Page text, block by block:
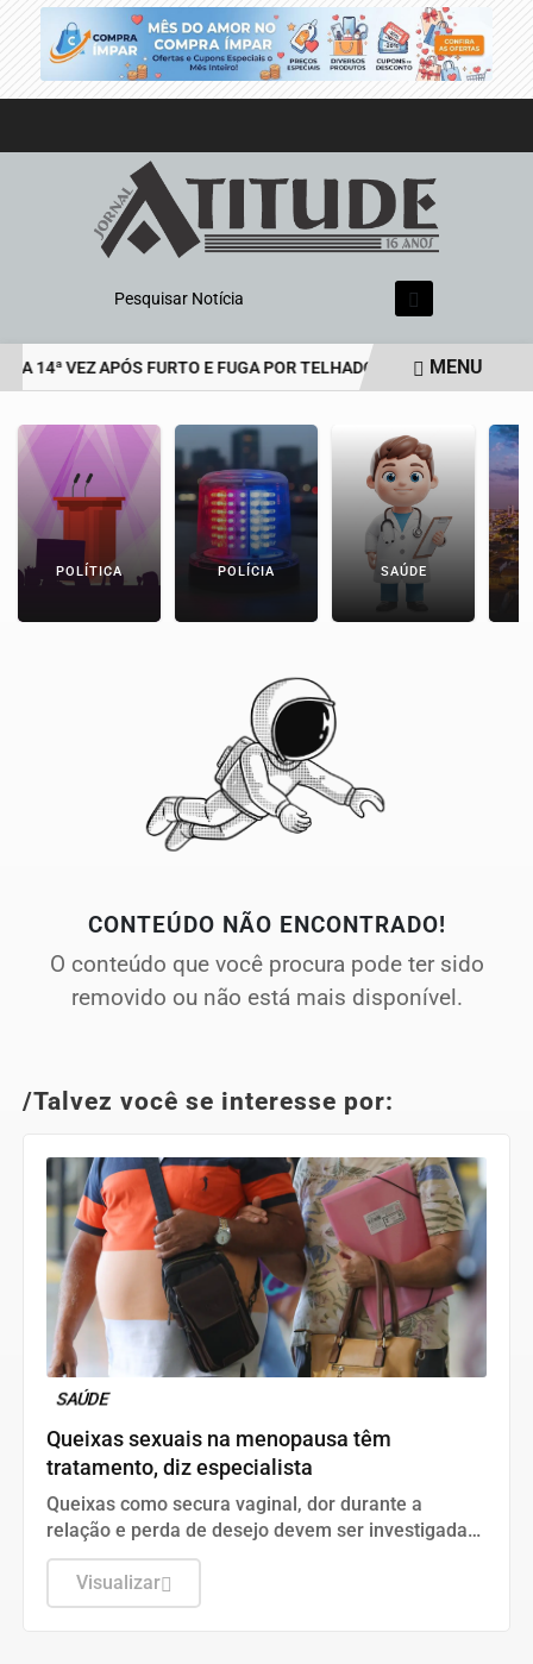
Pesquisar Notícia
14ª VEZ APÓS FURTO E FUGA POR TELHADOS HOMEM É
MENU
POLÍTICA POLÍCIA SAÚDE
CONTEÚDO NÃO ENCONTRADO!
O conteúdo que você procura pode ter sido
removido ou não está mais disponível.
/Talvez você se interesse por:
SAÚDE
Queixas sexuais na menopausa têm
tratamento, diz especialista
Queixas como secura vaginal, dor durante a
relação e perda de desejo devem ser investigadas
e tratadas.
Visualizar